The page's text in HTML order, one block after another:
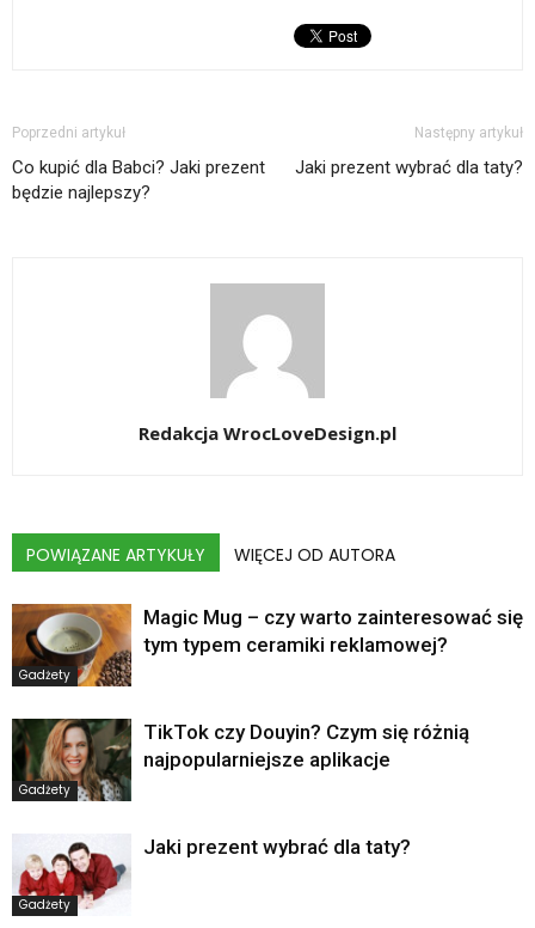
Poprzedni artykuł
Co kupić dla Babci? Jaki prezent
będzie najlepszy?
Następny artykuł
Jaki prezent wybrać dla taty?
Redakcja WrocLoveDesign.pl
POWIĄZANE ARTYKUŁY WIĘCEJ OD AUTORA
Gadżety
Magic Mug – czy warto zainteresować się
tym typem ceramiki reklamowej?
Gadżety
TikTok czy Douyin? Czym się różnią
najpopularniejsze aplikacje
Gadżety
Jaki prezent wybrać dla taty?